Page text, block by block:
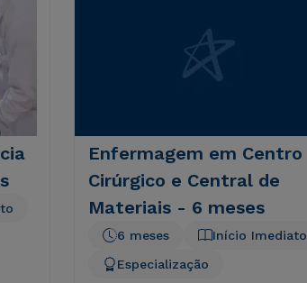
Enfermagem em Centro
Cirúrgico e Central de
Materiais - 6 meses
Início Imediato
6 meses
Especialização